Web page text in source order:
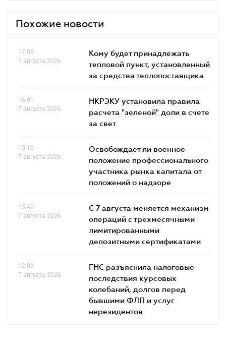
Похожие новости
17.05
7 августа 2026
Кому будет принадлежать
тепловой пункт, установленный
за средства теплопоставщика
16.01
7 августа 2026
НКРЭКУ установила правила
расчета "зеленой" доли в счете
за свет
15.10
7 августа 2026
Освобождает ли военное
положение профессионального
участника рынка капитала от
положений о надзоре
13.40
7 августа 2026
С 7 августа меняется механизм
операций с трехмесячными
лимитированными
депозитными сертификатами
12.09
7 августа 2026
ГНС разъяснила налоговые
последствия курсовых
колебаний, долгов перед
бывшими ФЛП и услуг
нерезидентов